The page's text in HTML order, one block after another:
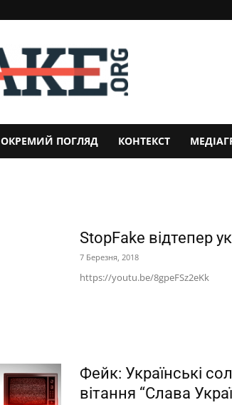
ОКРЕМИЙ ПОГЛЯД КОНТЕКСТ
StopFake відтепер
7 Березня, 2018
https://youtu.be/8gpeFSz2eKk
Фейк: Українські
вітання “Слава